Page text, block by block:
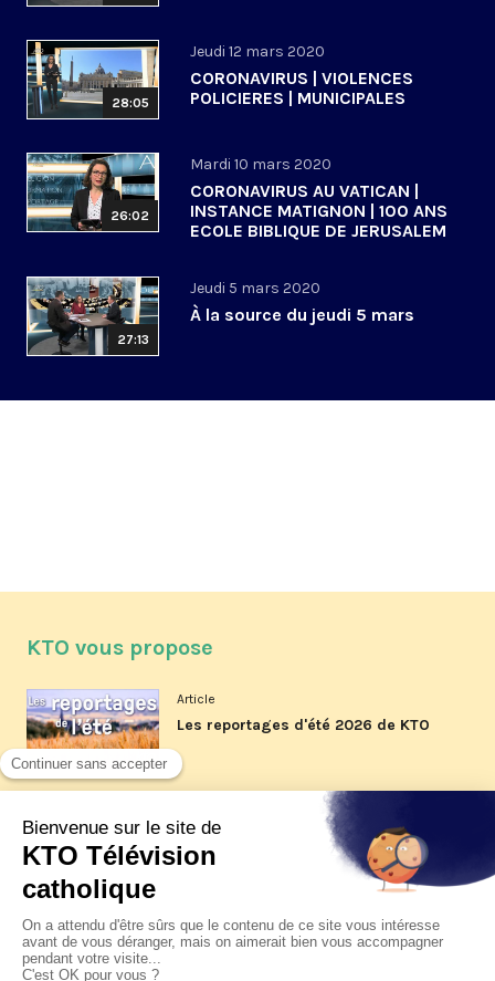
28:05
Jeudi 12 mars 2020
CORONAVIRUS | VIOLENCES
POLICIERES | MUNICIPALES
26:02
Mardi 10 mars 2020
CORONAVIRUS AU VATICAN |
INSTANCE MATIGNON | 100 ANS
ECOLE BIBLIQUE DE JERUSALEM
27:13
Jeudi 5 mars 2020
À la source du jeudi 5 mars
KTO vous propose
Article
Les reportages d'été 2026 de KTO
La visite pastorale du pape Léon
XIV à Assise à suivre sur KTO le
jeudi 6 août
Le pape en Uruguay, Argentine et
Pérou du 6 au 17 novembre 2026